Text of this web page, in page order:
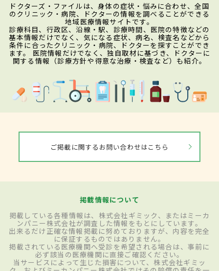
ドクターズ・ファイルは、身体の症状・悩みに合わせ、全国
のクリニック・病院、ドクターの情報を調べることができる
地域医療情報サイトです。
診療科目、行政区、沿線・駅、診療時間、医院の特徴などの
基本情報だけでなく、気になる症状、病名、検査名などから
条件に合ったクリニック・病院、ドクターを探すことができ
ます。 医院情報だけでなく、独自取材に基づき、ドクターに
関する情報（診療方針や得意な治療・検査など）も紹介。
ご掲載に関するお問い合わせはこちら
掲載情報について
掲載している各種情報は、株式会社ギミック、またはミーカ
ンパニー株式会社が調査した情報をもとにしています。
出来るだけ正確な情報掲載に努めておりますが、内容を完全
に保証するものではありません。
掲載されている医療機関へ受診を希望される場合は、事前に
必ず該当の医療機関に直接ご確認ください。
当サービスによって生じた損害について、株式会社ギミッ